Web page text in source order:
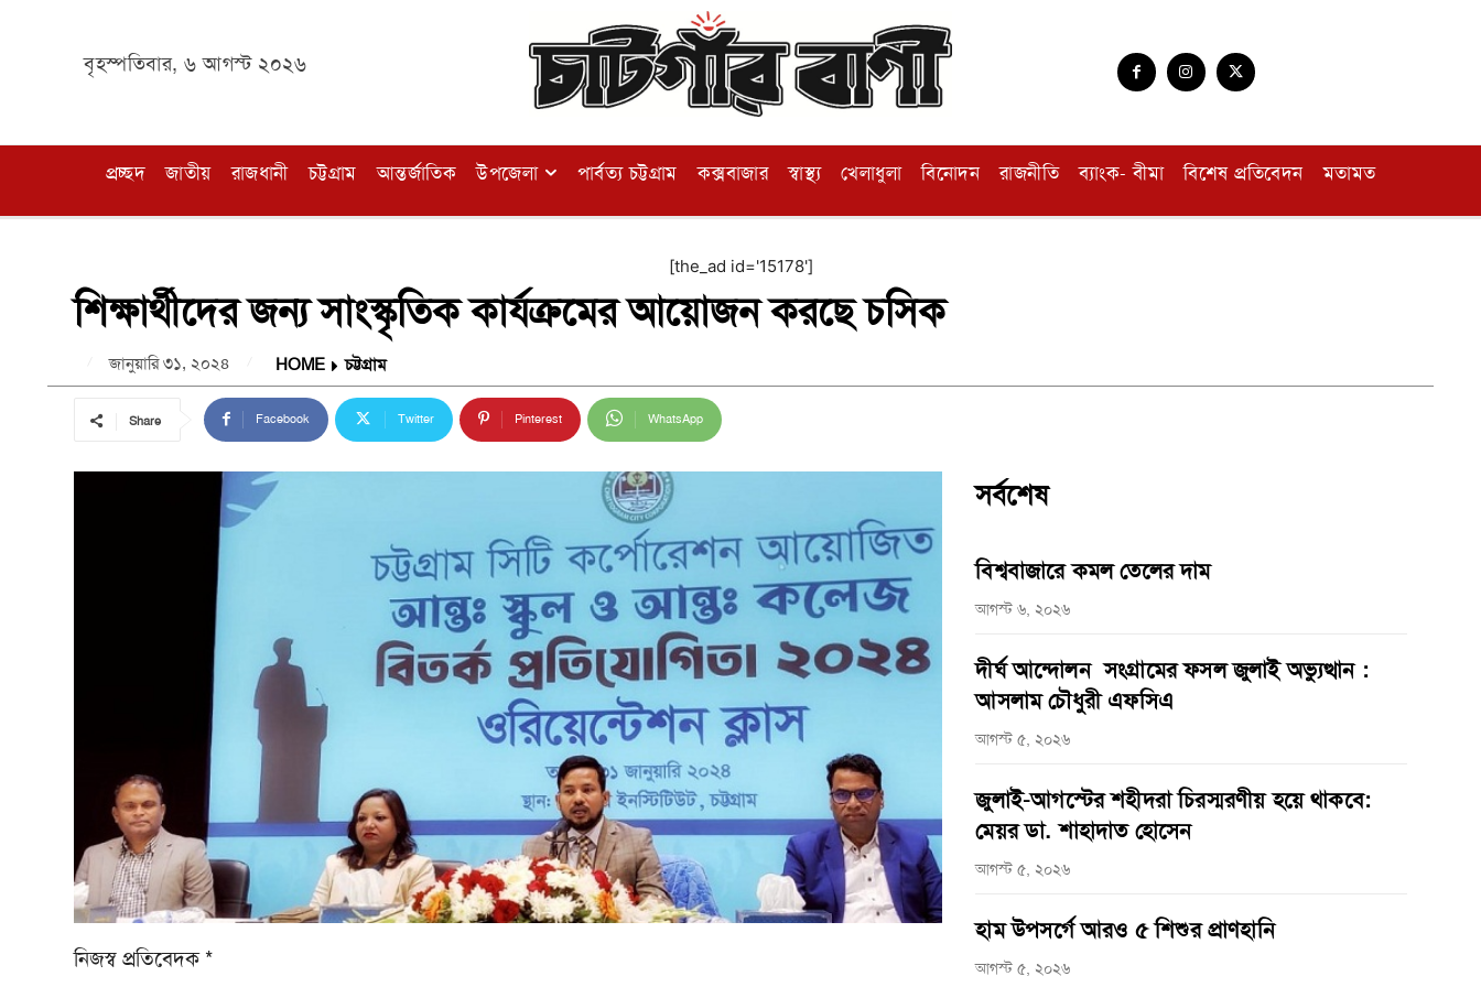
বৃহস্পতিবার, ৬ আগস্ট ২০২৬
প্রচ্ছদ জাতীয় রাজধানী চট্টগ্রাম আন্তর্জাতিক উপজেলা পার্বত্য চট্টগ্রাম কক্সবাজার স্বাস্থ্য খেলাধুলা বিনোদন রাজনীতি ব্যাংক- বীমা বিশেষ প্রতিবেদন মতামত
[the_ad id='15178']
শিক্ষার্থীদের জন্য সাংস্কৃতিক কার্যক্রমের আয়োজন করছে চসিক
জানুয়ারি ৩১, ২০২৪ HOME চট্টগ্রাম
Share Facebook Twitter Pinterest WhatsApp
নিজস্ব প্রতিবেদক *
সর্বশেষ
বিশ্ববাজারে কমল তেলের দাম
আগস্ট ৬, ২০২৬
দীর্ঘ আন্দোলন সংগ্রামের ফসল জুলাই অভ্যুত্থান :
আসলাম চৌধুরী এফসিএ
আগস্ট ৫, ২০২৬
জুলাই-আগস্টের শহীদরা চিরস্মরণীয় হয়ে থাকবে:
মেয়র ডা. শাহাদাত হোসেন
আগস্ট ৫, ২০২৬
হাম উপসর্গে আরও ৫ শিশুর প্রাণহানি
আগস্ট ৫, ২০২৬